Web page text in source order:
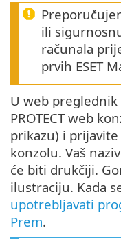
ili
računala
prvih ESET
U web preglednik
PROTECT web
prikazu) i prijavite
konzolu. Vaš
će biti drukčiji.
ilustraciju. Kada
upotrebljavati
Prem.